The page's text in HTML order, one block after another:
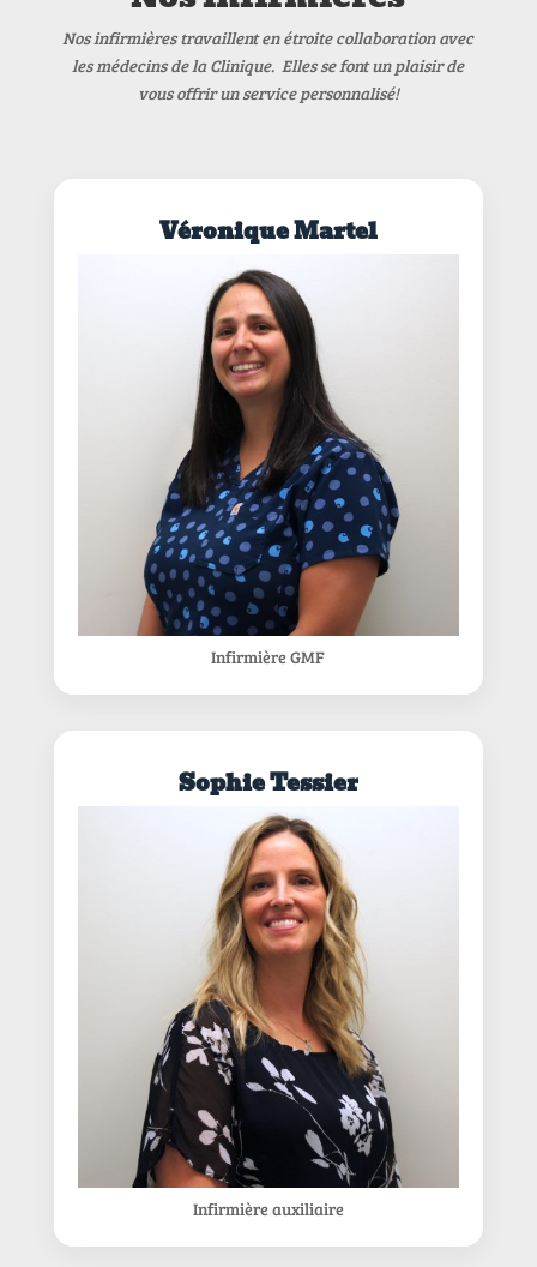
Nos infirmières travaillent en étroite collaboration avec
les médecins de la Clinique. Elles se font un plaisir de
vous offrir un service personnalisé!
Véronique Martel
Infirmière GMF
Sophie Tessier
Infirmière auxiliaire